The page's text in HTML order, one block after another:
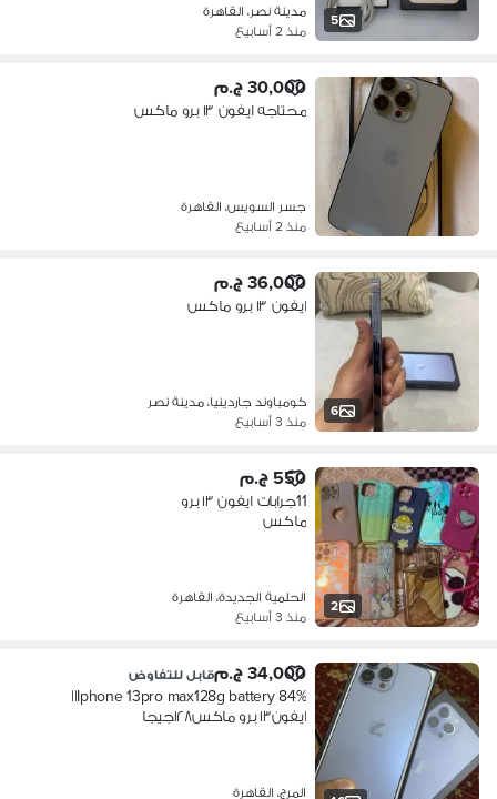
5
مدينة نصر، القاهرة
منذ 2 أسابيع
30,000 ج.م
محتاجه ايفون ١٣ برو ماكس
جسر السويس، القاهرة
منذ 2 أسابيع
6
36,000 ج.م
ايفون ١٣ برو ماكس
كومباوند جاردينيا، مدينة نصر
منذ 3 أسابيع
2
550 ج.م
11جرابات ايفون ١٣ برو
ماكس
الحلمية الجديدة، القاهرة
منذ 3 أسابيع
34,000 ج.م قابل للتفاوض
‏Iphone 13pro max128g battery 84%||
ايفون١٣ برو ماكس١٢٨جيجا
المرج، القاهرة